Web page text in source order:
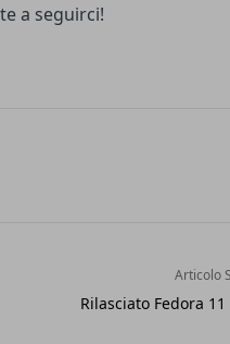
a seguirci!
Articolo
Rilasciato Fedora 11